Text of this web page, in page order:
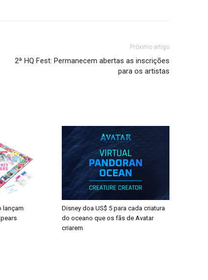
Próximo artigo
2ª HQ Fest: Permanecem abertas as inscrições
para os artistas
lançam
Disney doa US$ 5 para cada criatura
do oceano que os fãs de Avatar
criarem